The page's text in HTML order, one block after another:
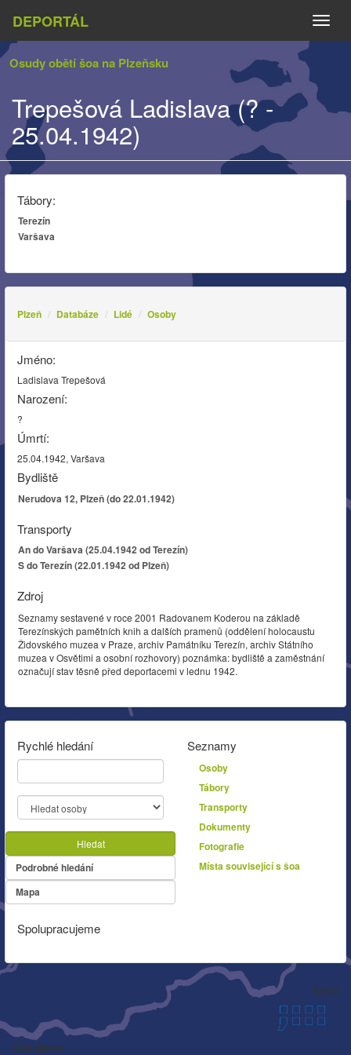
DEPORTÁL
Osudy obětí šoa na Plzeňsku
Trepešová Ladislava (? -
25.04.1942)
Tábory:
Terezín
Varšava
Plzeň Databáze Lidé Osoby
Jméno:
Ladislava Trepešová
Narození:
?
Úmrtí:
25.04.1942, Varšava
Bydliště
Nerudova 12, Plzeň (do 22.01.1942)
Transporty
An do Varšava (25.04.1942 od Terezín)
S do Terezín (22.01.1942 od Plzeň)
Zdroj
Seznamy sestavené v roce 2001 Radovanem Koderou na základě
Terezínských pamětních knih a dalších pramenů (oddělení holocaustu
Židovského muzea v Praze, archiv Památníku Terezín, archiv Státního
muzea v Osvětimi a osobní rozhovory) poznámka: bydliště a zaměstnání
označují stav těsně před deportacemi v lednu 1942.
Rychlé hledání
Hledat
Podrobné hledání
Mapa
Seznamy
Osoby
Tábory
Transporty
Dokumenty
Fotografie
Místa související s šoa
Spolupracujeme
Autor
Děkujeme